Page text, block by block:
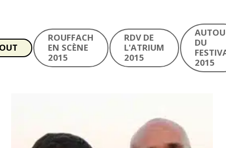
ROUFFACH
EN SCÈNE
2015
RDV DE
L'ATRIUM
2015
DU
2015